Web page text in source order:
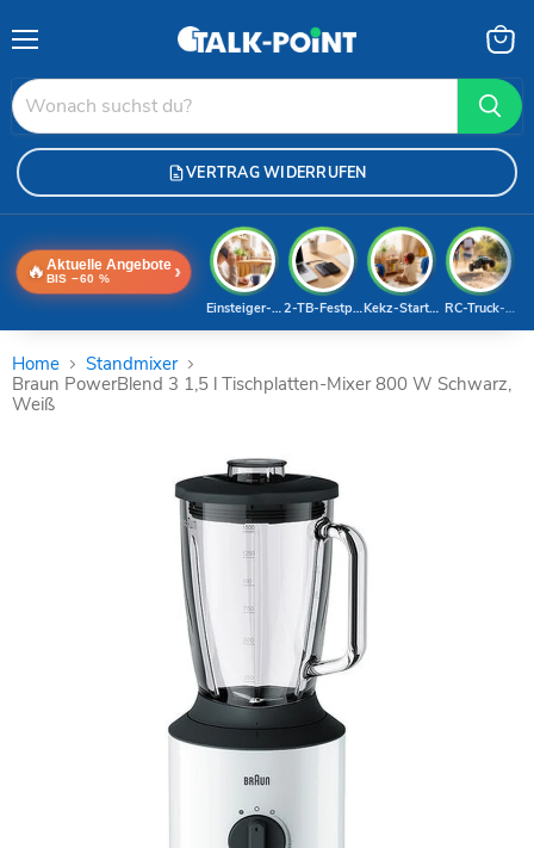
VERTRAG WIDERRUFEN
🔥 Aktuelle Angebote
BIS −60 % ›
RC-Truck-Deal
Kekz-Starterset
2-TB-Festplatte
Einsteiger-Handy
Home
Standmixer
Braun PowerBlend 3 1,5 l Tischplatten-Mixer 800 W Schwarz,
Weiß